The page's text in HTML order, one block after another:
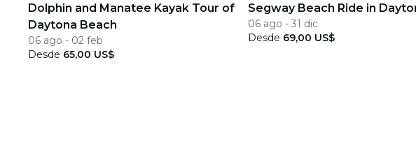
Dolphin and Manatee Kayak Tour of
Daytona Beach
06 ago - 02 feb
Desde 65,00 US$
Segway Beach Ride in
06 ago - 31 dic
Desde 69,00 US$